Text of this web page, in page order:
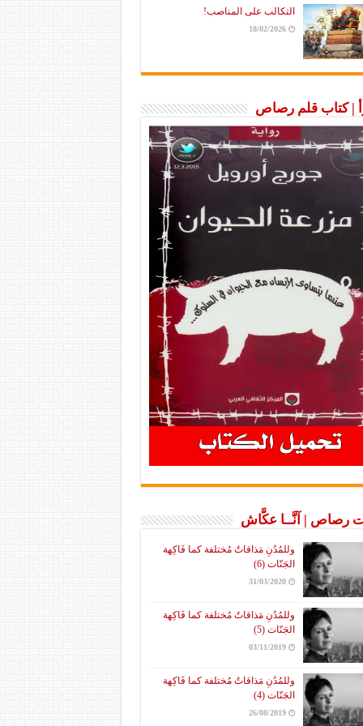
التكالب على المناصب!
18/02/2026
| كتاب قلم رصاص
رصاص | آنَّــا عكَّاش
وللمُدُنِ مَذاقاتٌ مُختلفة كما فَاكِهة
الجَنّات (6)
31/03/2020
وللمُدُنِ مَذاقاتٌ مُختلفة كما فَاكِهة
الجَنّات (5)
03/11/2019
وللمُدُنِ مَذاقاتٌ مُختلفة كما فَاكِهة
الجَنّات (4)
26/08/2019